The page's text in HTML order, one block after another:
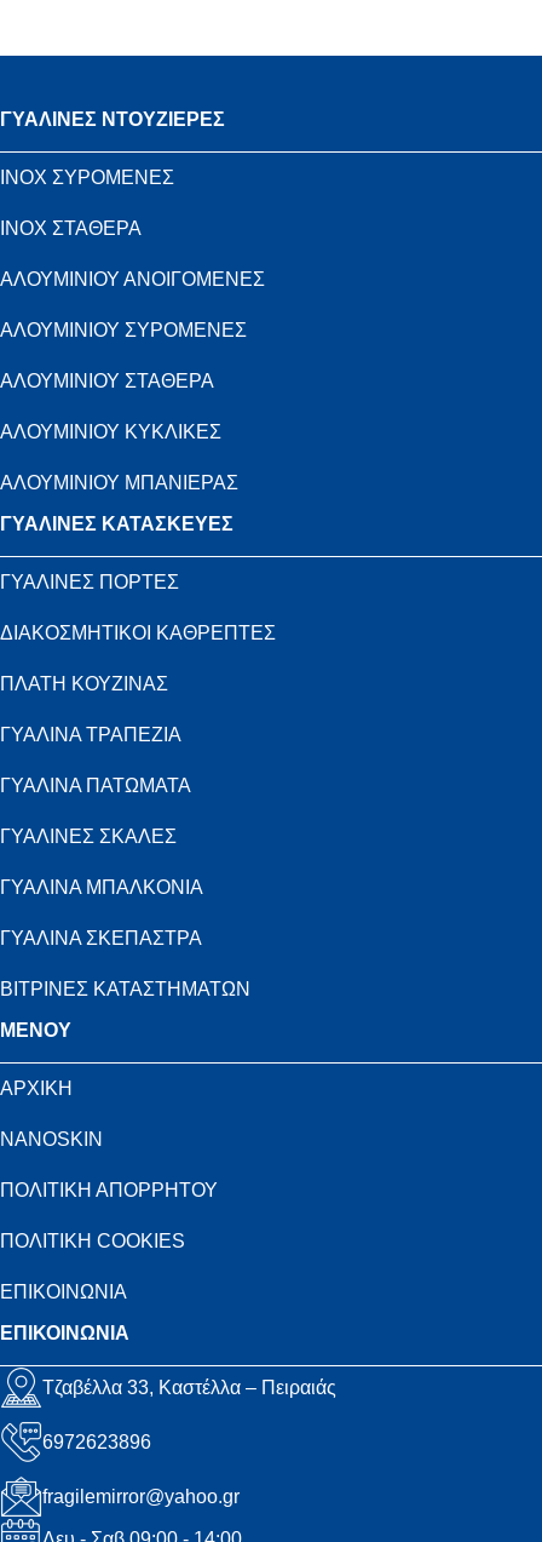
ΓΥΑΛΙΝΕΣ ΝΤΟΥΖΙΕΡΕΣ
INOX ΣΥΡΟΜΕΝΕΣ
INOX ΣΤΑΘΕΡΑ
ΑΛΟΥΜΙΝΙΟΥ ΑΝΟΙΓΟΜΕΝΕΣ
ΑΛΟΥΜΙΝΙΟΥ ΣΥΡΟΜΕΝΕΣ
ΑΛΟΥΜΙΝΙΟΥ ΣΤΑΘΕΡΑ
ΑΛΟΥΜΙΝΙΟΥ ΚΥΚΛΙΚΕΣ
ΑΛΟΥΜΙΝΙΟΥ ΜΠΑΝΙΕΡΑΣ
ΓΥΑΛΙΝΕΣ ΚΑΤΑΣΚΕΥΕΣ
ΓΥΑΛΙΝΕΣ ΠΟΡΤΕΣ
ΔΙΑΚΟΣΜΗΤΙΚΟΙ ΚΑΘΡΕΠΤΕΣ
ΠΛΑΤΗ ΚΟΥΖΙΝΑΣ
ΓΥΑΛΙΝΑ ΤΡΑΠΕΖΙΑ
ΓΥΑΛΙΝΑ ΠΑΤΩΜΑΤΑ
ΓΥΑΛΙΝΕΣ ΣΚΑΛΕΣ
ΓΥΑΛΙΝΑ ΜΠΑΛΚΟΝΙΑ
ΓΥΑΛΙΝΑ ΣΚΕΠΑΣΤΡΑ
ΒΙΤΡΙΝΕΣ ΚΑΤΑΣΤΗΜΑΤΩΝ
MENOY
ΑΡΧΙΚΗ
NANOSKIN
ΠΟΛΙΤΙΚΗ ΑΠΟΡΡΗΤΟΥ
ΠΟΛΙΤΙΚΗ COOKIES
ΕΠΙΚΟΙΝΩΝΙΑ
ΕΠΙΚΟΙΝΩΝΙΑ
Τζαβέλλα 33, Καστέλλα – Πειραιάς
6972623896
fragilemirror@yahoo.gr